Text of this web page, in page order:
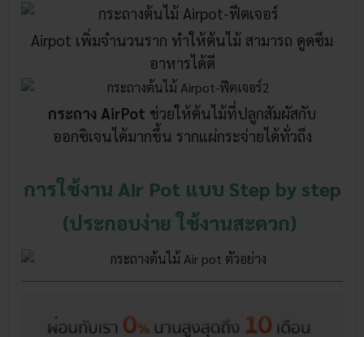
Airpot เพิ่มจำนวนราก ทำให้ต้นไม้ สามารถ ดูดซึม
อาหารได้ดี
กระถาง AirPot ช่วยให้ต้นไม้ที่ปลูกสัมผัสกับ
ออกซิเจนได้มากขึ้น รากแผ่กระจ่ายได้ทั่วถึง
การใช้งาน Air Pot แบบ Step by step
(ประกอบง่าย ใช้งานสะดวก)